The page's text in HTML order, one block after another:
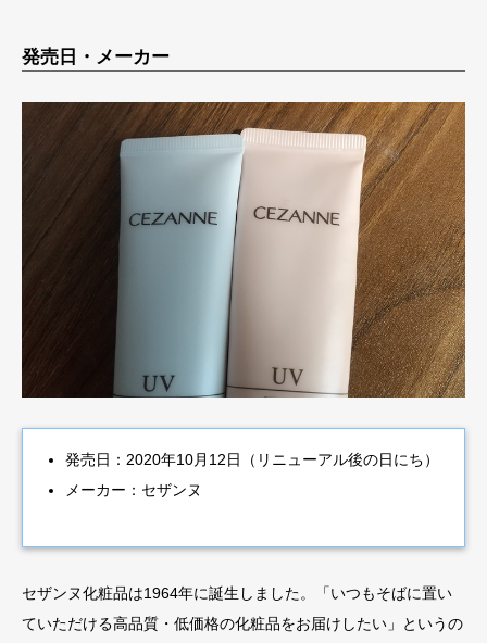
発売日・メーカー
発売日：2020年10月12日（リニューアル後の日にち）
メーカー：セザンヌ
セザンヌ化粧品は1964年に誕生しました。「いつもそばに置い
ていただける高品質・低価格の化粧品をお届けしたい」というの